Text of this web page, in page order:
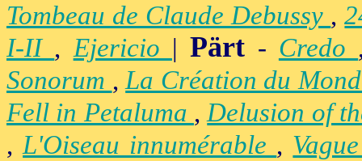
Tombeau de Claude Debussy ,
I-II ,Ejericio |Pärt - Credo
Sonorum ,La Création du
Fell in Petaluma ,Delusion of
,L'Oiseau innumérable ,